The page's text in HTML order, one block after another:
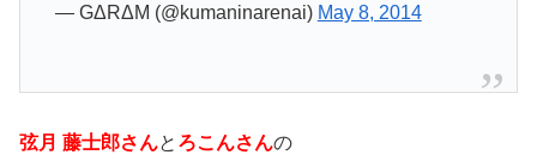
— GΔRΔM (@kumaninarenai) May 8, 2014
弦月 藤士郎さんと ろこんさんの